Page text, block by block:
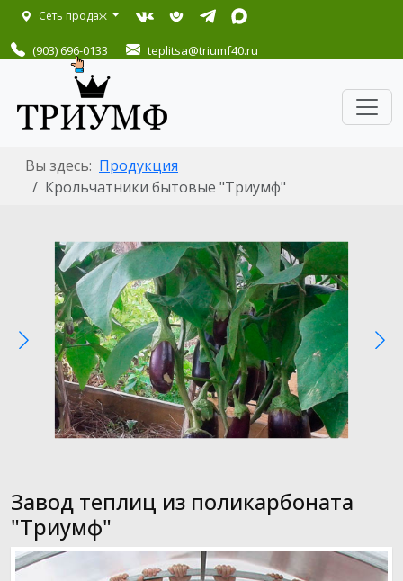
Сеть продаж
(903) 696-0133 teplitsa@triumf40.ru
Вы здесь: Продукция
Крольчатники бытовые "Триумф"
Завод теплиц из поликарбоната
"Триумф"